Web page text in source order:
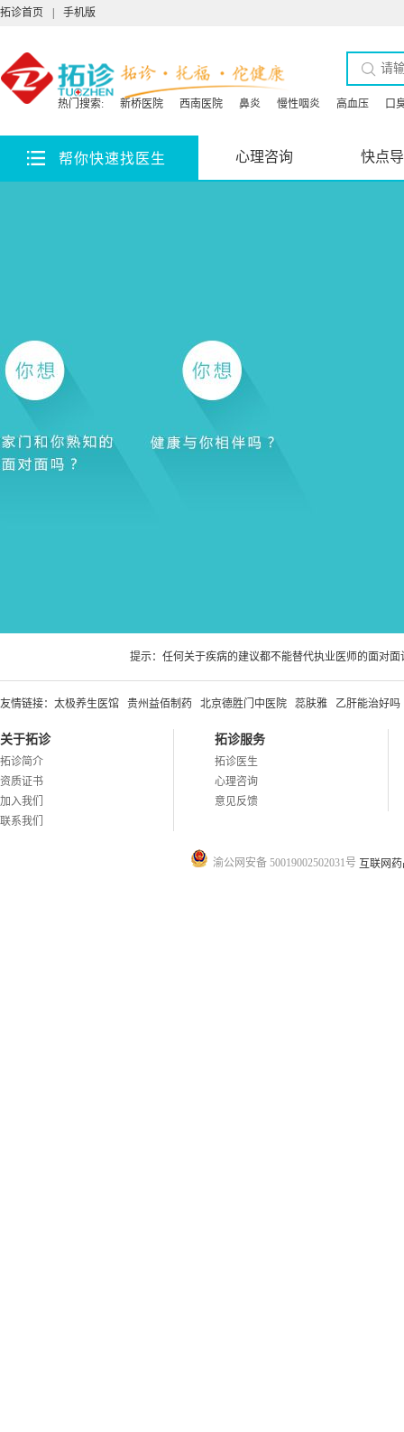
拓诊首页 手机版
热门搜索: 新桥医院 西南医院 鼻炎 慢性咽炎 高血压 口
帮你快速找医生 心理咨询 快点
提示：任何关于疾病的建议都不能替代执业医师的面对
友情链接： 太极养生医馆 贵州益佰制药 北京德胜门中医院 蕊肤雅 乙肝能治好吗
关于拓诊
拓诊简介
资质证书
加入我们
联系我们
拓诊服务
拓诊医生
心理咨询
意见反馈
渝公网安备 50019002502031号 互联网